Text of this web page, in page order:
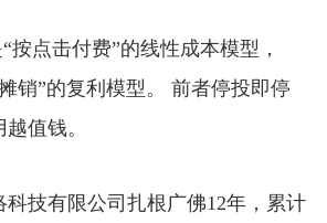
点击付费”的线性成本模型，
销”的复利模型。 前者停投即停
值钱。
技有限公司扎根广佛12年，累计